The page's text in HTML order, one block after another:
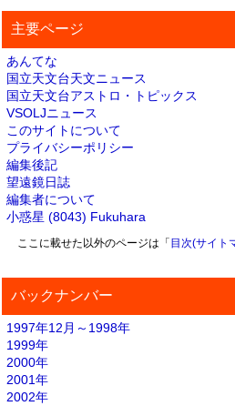
主要ページ
あんてな
国立天文台天文ニュース
国立天文台アストロ・トピックス
VSOLJニュース
このサイトについて
プライバシーポリシー
編集後記
望遠鏡日誌
編集者について
小惑星 (8043) Fukuhara
ここに載せた以外のページは「 目次(サイト
バックナンバー
1997年12月～1998年
1999年
2000年
2001年
2002年